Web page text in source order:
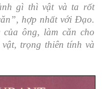
gì thì vật và ta rốt
hợp nhất với Đạo.
ông, làm căn cho
trọng thiên tính và